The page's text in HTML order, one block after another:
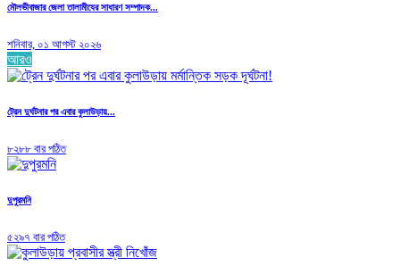
মৌলভীবাজার জেলা তালামীযের সাধারণ সম্পাদক...
শনিবার, ০১ আগস্ট ২০২৬
আরও
ট্রেন দুর্ঘটনার পর এবার কুলাউড়ায়...
৮২৮৮ বার পঠিত
দুপুরমনি
৫২৯৭ বার পঠিত